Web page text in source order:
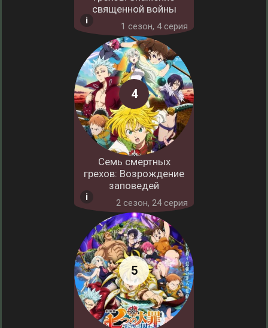
священной войны
1 cезон, 4 серия
Семь смертных
грехов: Возрождение
заповедей
2 cезон, 24 серия